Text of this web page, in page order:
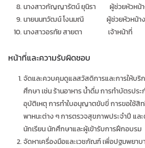
นางสาวกัญญารัตน์ ยุนิรา ผู้ช่วยหัวหน้า
นายนนทวัฒน์ โงนมณี ผู้ช่วยหัวหน้าง
นางสาวอรทัย สายตา เจ้าหน้าที่
หน้าที่และความรับผิดชอบ
จัดและควบคุมดูแลสวัสดิการและการให้บริ
ศึกษา เช่น ร้านอาหาร น้ำดื่ม การทำบัตรปร
อุบัติเหตุ การทำใบอนุญาตขับขี่ การขอใช้สิ
พาหนะต่าง ๆ การตรวจสุขภาพประจำปี แล
นักเรียน นักศึกษาและผู้เข้ารับการฝึกอบรม
จัดหาเครื่องมือและเวชภัณฑ์ เพื่อปฐมพยาบ